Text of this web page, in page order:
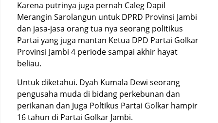
Karena putrinya juga pernah Caleg Dapil
Merangin Sarolangun untuk DPRD Provinsi Jambi
dan jasa-jasa orang tua nya seorang politikus
Partai yang juga mantan Ketua DPD Partai Golkar
Provinsi Jambi 4 periode sampai akhir hayat
beliau.
Untuk diketahui. Dyah Kumala Dewi seorang
pengusaha muda di bidang perkebunan dan
perikanan dan Juga Poltikus Partai Golkar hampir
16 tahun di Partai Golkar Jambi.